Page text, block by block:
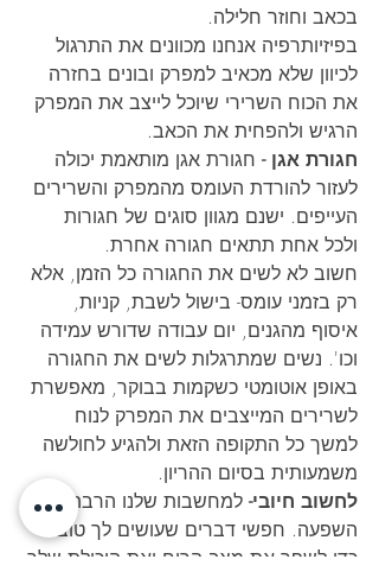
בכאב וחוזר חלילה.
בפיזיותרפיה אנחנו מכוונים את התרגול
לכיוון שלא מכאיב למפרק ובונים בחזרה
את הכוח השרירי שיוכל לייצב את המפרק
הרגיש ולהפחית את הכאב.
חגורת אגן - חגורת אגן מותאמת יכולה
לעזור להורדת העומס מהמפרק והשרירים
העייפים. ישנם מגוון סוגים של חגורות
ולכל אחת תתאים חגורה אחרת.
חשוב לא לשים את החגורה כל הזמן, אלא
רק בזמני עומס- בישול לשבת, קניות,
איסוף מהגנים, יום עבודה שדורש עמידה
וכו'. נשים שמתרגלות לשים את החגורה
באופן אוטומטי כשקמות בבוקר, מאפשרת
לשרירים המייצבים את המפרק לנוח
למשך כל התקופה הזאת ולהגיע לחולשה
משמעותית בסיום ההריון.
לחשוב חיובי- למחשבות שלנו הרבה
השפעה. חפשי דברים שעושים לך טוב
כדי לשפר את מצב הרוח ואת היכולת שלך